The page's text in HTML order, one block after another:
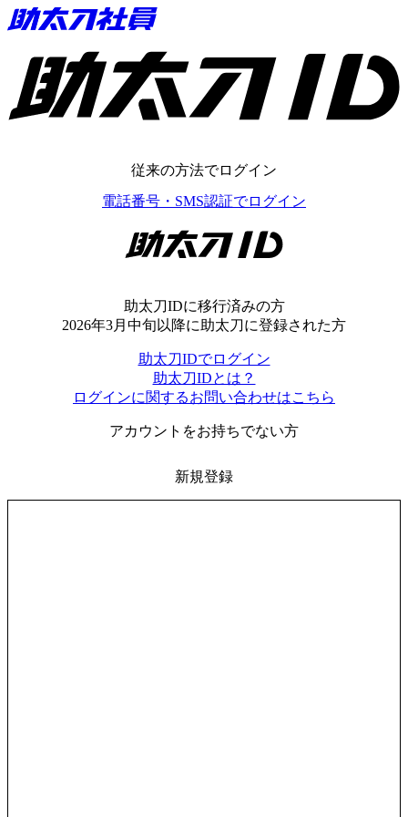
助太刀ID
従来の方法でログイン
電話番号・SMS認証でログイン
助太刀ID
助太刀IDに移行済みの方
2026年3月中旬以降に助太刀に登録された方
助太刀IDでログイン
助太刀IDとは？
ログインに関するお問い合わせはこちら
アカウントをお持ちでない方
新規登録